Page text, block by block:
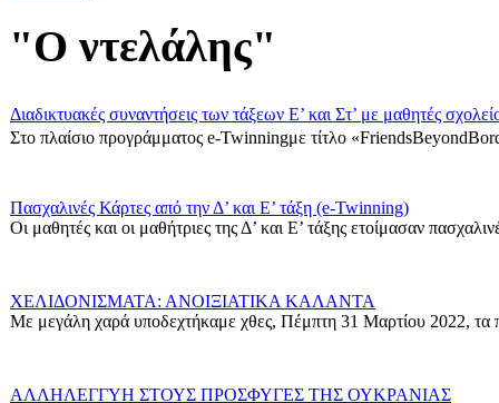
"Ο ντελάλης"
Διαδικτυακές συναντήσεις των τάξεων Ε’ και Στ’ με μαθητές
Στο πλαίσιο προγράμματος e-Twinningμε τίτλο
Πασχαλινές Κάρτες από την Δ’ και Ε’ τάξη (e-Twinning)
Οι μαθητές και οι μαθήτριες της Δ’ και Ε’ τάξης ετοίμασαν
ΧΕΛΙΔΟΝΙΣΜΑΤΑ: ΑΝΟΙΞΙΑΤΙΚΑ ΚΑΛΑΝΤΑ
Με μεγάλη χαρά υποδεχτήκαμε χθες, Πέμπτη 31 Μαρτίου 2022, τα
ΑΛΛΗΛΕΓΓΥΗ ΣΤΟΥΣ ΠΡΟΣΦΥΓΕΣ ΤΗΣ ΟΥΚΡΑΝΙΑΣ